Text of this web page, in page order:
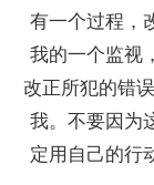
有一个过程，
我的一个监视
改正所犯的错
我。不要因为
定用自己的行